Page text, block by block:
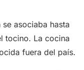
se asociaba hasta
tocino. La cocina
fuera del país.